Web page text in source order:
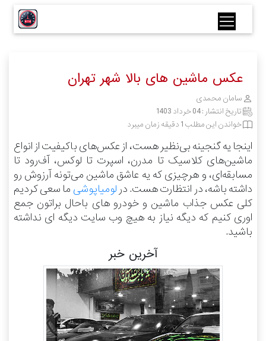
عکس ماشین های بالا شهر تهران
سامان محمدی
تاریخ انتشار :04 خرداد 1403
خواندن این مطلب 1 دقیقه زمان میبرد
اینجا یه گنجینه بی‌نظیر هست، از عکس‌های باکیفیت از انواع
ماشین‌های کلاسیک تا مدرن، اسپرت تا لوکس، آف‌رود تا
مسابقه‌ای، و هرچیزی که یه عاشق ماشین می‌تونه آرزوش رو
داشته باشه، در انتظارت هست.در لومیاپوشی ما سعی کردیم
کلی عکس جذاب ماشین و خودرو های باحال براتون جمع
اوری کنیم که دیگه نیاز به هیچ وب سایت دیگه ای نداشته
باشید.
آخرین خبر